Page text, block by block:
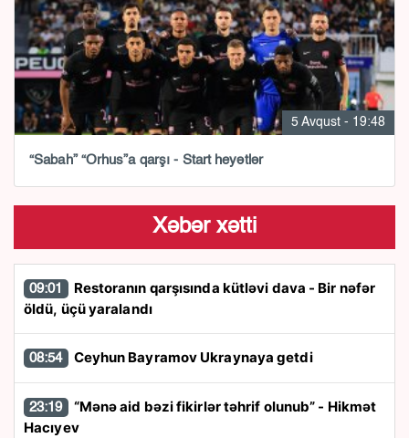
5 Avqust - 19:48
“Sabah” “Orhus”a qarşı - Start heyətlər
Xəbər xətti
09:01
öldü, üçü yaralandı
08:54 Ceyhun Bayramov Ukraynaya getdi
23:19
Hacıyev